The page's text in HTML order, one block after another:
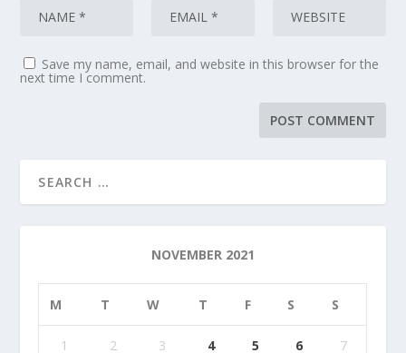
Save my name, email, and website in this browser for the
next time I comment.
NOVEMBER 2021
M T W T F S S
1 2 3 4 5 6 7